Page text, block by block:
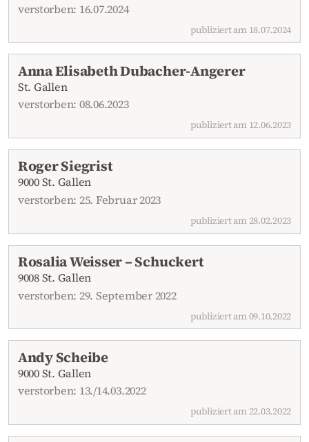
verstorben: 16.07.2024
publiziert am 18.07.2024
Anna Elisabeth Dubacher-Angerer
St. Gallen
verstorben: 08.06.2023
publiziert am 12.06.2023
Roger Siegrist
9000 St. Gallen
verstorben: 25. Februar 2023
publiziert am 28.02.2023
Rosalia Weisser – Schuckert
9008 St. Gallen
verstorben: 29. September 2022
publiziert am 09.10.2022
Andy Scheibe
9000 St. Gallen
verstorben: 13./14.03.2022
publiziert am 22.03.2022